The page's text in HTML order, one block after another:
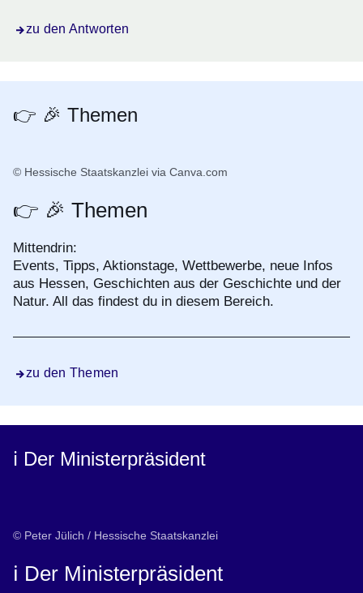
zu den Antworten
👉 🎉 Themen
© Hessische Staatskanzlei via Canva.com
👉 🎉 Themen
Mittendrin:
Events, Tipps, Aktionstage, Wettbewerbe, neue Infos
aus Hessen, Geschichten aus der Geschichte und der
Natur. All das findest du in diesem Bereich.
zu den Themen
ℹ️ Der Ministerpräsident
© Peter Jülich / Hessische Staatskanzlei
ℹ️ Der Ministerpräsident